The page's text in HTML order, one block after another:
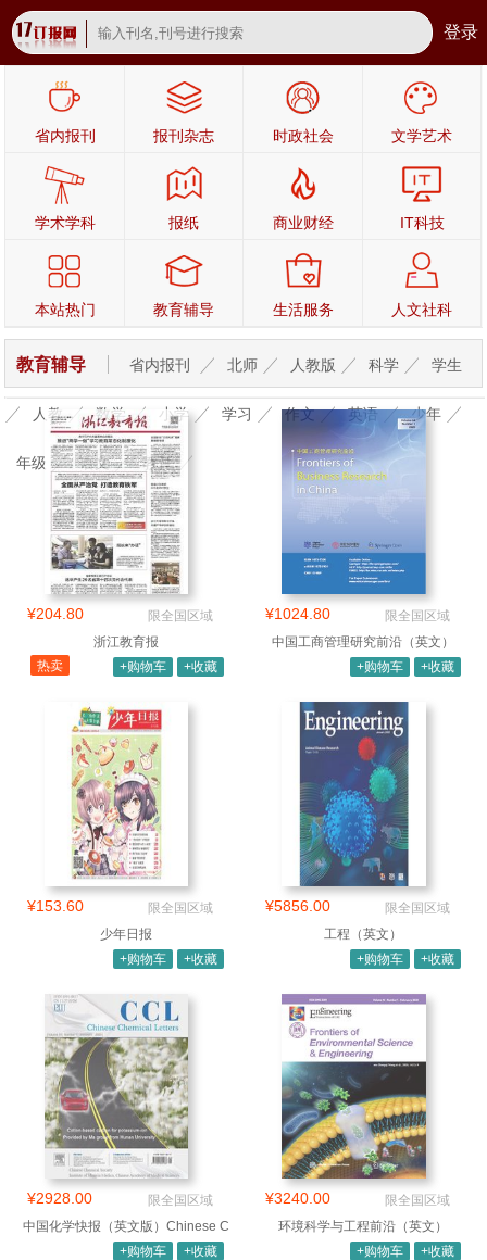
登录
省内报刊 报刊杂志 时政社会 文学艺术
学术学科 报纸 商业财经 IT科技
本站热门 教育辅导 生活服务 人文社科
教育辅导 省内报刊 北师 人教版 科学 学生
人教 数学 小学 学习 作文 英语 少年
年级 语文 教育
¥204.80
限全国区域
浙江教育报
热卖
+购物车 +收藏
¥1024.80
限全国区域
中国工商管理研究前沿（英文）
+购物车
+收藏
¥153.60
限全国区域
少年日报
+购物车
+收藏
¥5856.00
限全国区域
工程（英文）
+购物车
+收藏
¥2928.00
限全国区域
中国化学快报（英文版）Chinese C
+购物车
+收藏
¥3240.00
限全国区域
环境科学与工程前沿（英文）
+购物车
+收藏